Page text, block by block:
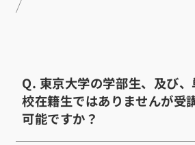
Q. 東京大学の学部生、及び
校在籍生ではありませんが受
可能ですか？